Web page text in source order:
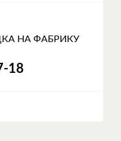
НА ФАБРИКУ
18